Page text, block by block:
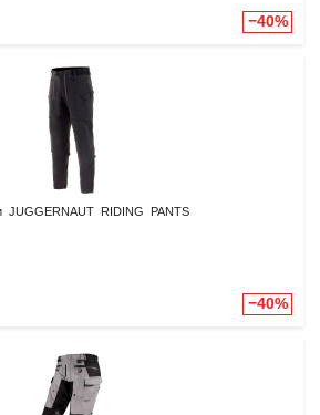
−40%
JUGGERNAUT RIDING PANTS
−40%